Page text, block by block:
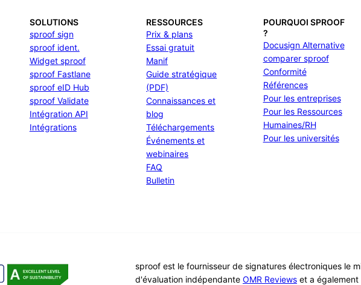
SOLUTIONS
sproof sign
sproof ident.
Widget sproof
sproof Fastlane
sproof eID Hub
sproof Validate
Intégration API
Intégrations
RESSOURCES
Prix & plans
Essai gratuit
Manif
Guide stratégique
(PDF)
Connaissances et
blog
Téléchargements
Événements et
webinaires
FAQ
Bulletin
POURQUOI SPROOF
?
Docusign Alternative
comparer sproof
Conformité
Références
Pour les entreprises
Pour les Ressources
Humaines/RH
Pour les universités
sproof est le fournisseur de signatures électroniques le
d'évaluation indépendante OMR Reviews et a